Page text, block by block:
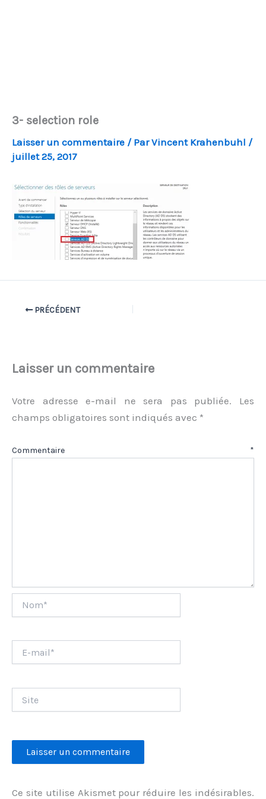
3- selection role
Laisser un commentaire / ParVincent Krahenbuhl /
juillet 25, 2017
PRÉCÉDENT
Laisser un commentaire
Votre adresse e-mail ne sera pas publiée.
Les
champs obligatoires sont indiqués avec *
Commentaire *
mail*
Ce site utilise Akismet pour réduire les indésirables.